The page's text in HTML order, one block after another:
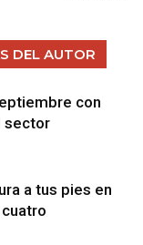
DEL AUTOR
con
sector
a tus pies en